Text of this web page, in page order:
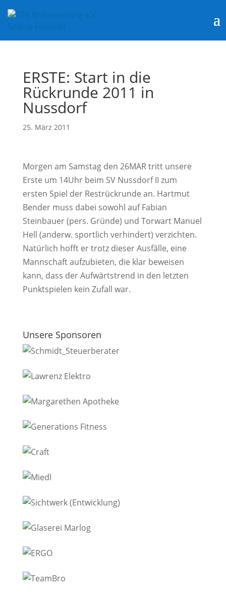
ERSTE: Start in die
Rückrunde 2011 in
Nussdorf
25. März 2011
Morgen am Samstag den 26MAR tritt unsere
Erste um 14Uhr beim SV Nussdorf II zum
ersten Spiel der Restrückrunde an. Hartmut
Bender muss dabei sowohl auf Fabian
Steinbauer (pers. Gründe) und Torwart Manuel
Hell (anderw. sportlich verhindert) verzichten.
Natürlich hofft er trotz dieser Ausfälle, eine
Mannschaft aufzubieten, die klar beweisen
kann, dass der Aufwärtstrend in den letzten
Punktspielen kein Zufall war.
Unsere Sponsoren